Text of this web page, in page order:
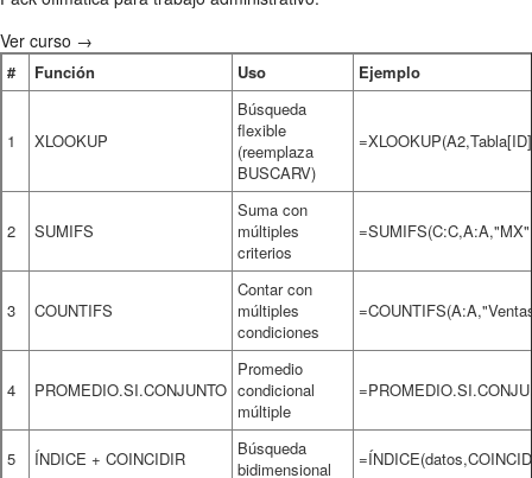
Ver curso →
# Función Uso Ejemplo
1 XLOOKUP
Búsqueda
flexible
(reemplaza
BUSCARV)
2 SUMIFS
Suma con
múltiples
criterios
3 COUNTIFS
Contar con
múltiples
condiciones
4 PROMEDIO.SI.CONJUNTO
Promedio
condicional
múltiple
5 ÍNDICE + COINCIDIR
Búsqueda
bidimensional